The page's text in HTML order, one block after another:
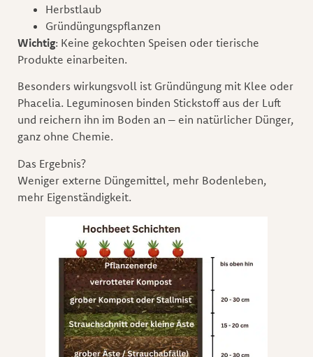
Herbstlaub
Gründüngungspflanzen
Wichtig: Keine gekochten Speisen oder tierische
Produkte einarbeiten.
Besonders wirkungsvoll ist Gründüngung mit Klee oder
Phacelia. Leguminosen binden Stickstoff aus der Luft
und reichern ihn im Boden an – ein natürlicher Dünger,
ganz ohne Chemie.
Das Ergebnis?
Weniger externe Düngemittel, mehr Bodenleben,
mehr Eigenständigkeit.